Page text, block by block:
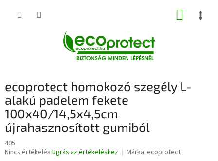
KOSÁR
ecoprotect homokozó szegély L-
alakú padelem fekete
100x40/14,5x4,5cm
újrahasznosított gumiból
405
A
Nincs értékelés Ugrás az értékeléshez Márka: ecoprotect